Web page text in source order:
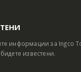
информации за Ingco
известени.